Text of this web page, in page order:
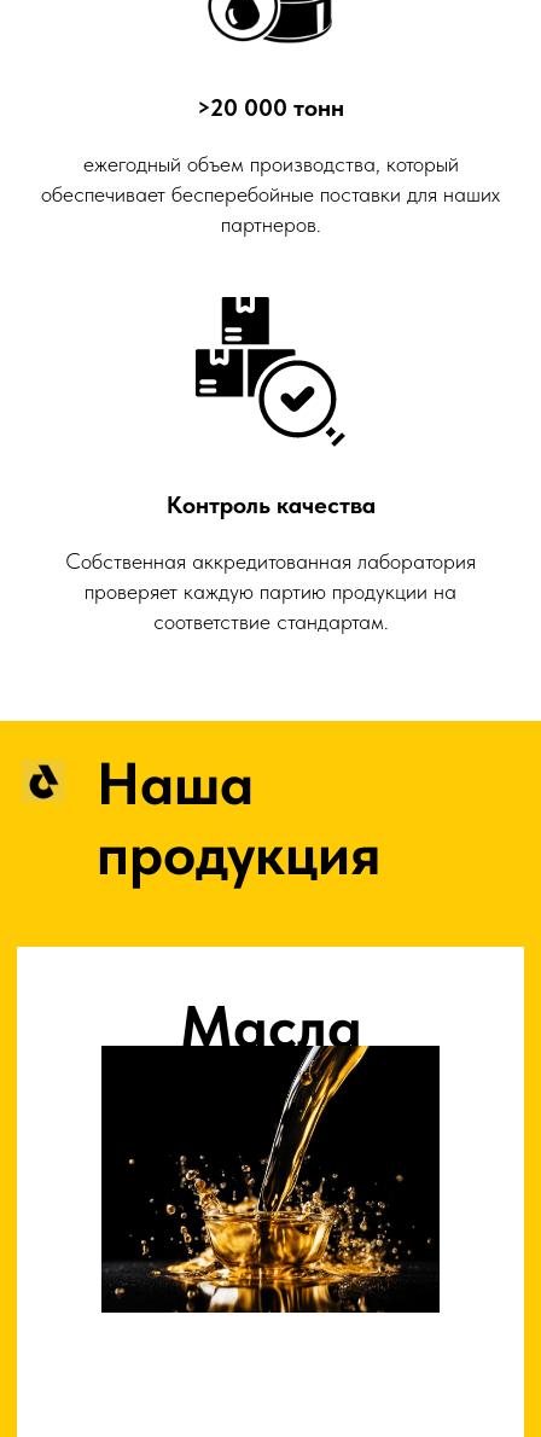
>20 000 тонн
ежегодный объем производства, который
обеспечивает бесперебойные поставки для наших
партнеров.
Контроль качества
Собственная аккредитованная лаборатория
проверяет каждую партию продукции на
соответствие стандартам.
продукция
Масла
Смазки